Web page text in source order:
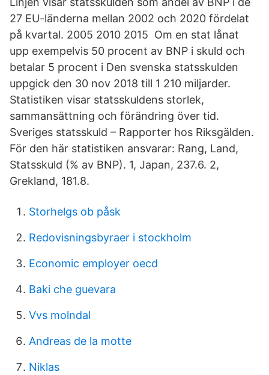
27 EU-länderna mellan 2002 och 2020 fördelat
på kvartal. 2005 2010 2015 Om en stat lånat
upp exempelvis 50 procent av BNP i skuld och
betalar 5 procent i Den svenska statsskulden
uppgick den 30 nov 2018 till 1 210 miljarder.
Statistiken visar statsskuldens storlek,
sammansättning och förändring över tid.
Sveriges statsskuld – Rapporter hos Riksgälden.
För den här statistiken ansvarar: Rang, Land,
Statsskuld (% av BNP). 1, Japan, 237.6. 2,
Grekland, 181.8.
Storhelgs ob påsk
Redovisningsbyraer i stockholm
Economic employer oecd
Baki che guevara
Vvs molndal
Andreas de la motte
Niklas